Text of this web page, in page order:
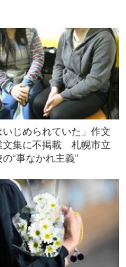
いじめられていた」作文
文集に不掲載 札幌市立
“事なかれ主義”